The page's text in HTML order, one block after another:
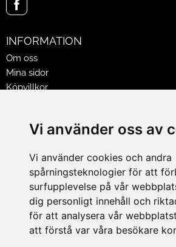
Vi använder oss av
Vi använder cookies och andra
spårningsteknologier för att
surfupplevelse på vår
dig personligt innehåll och
för att analysera vår
att förstå var våra besökare
INFORMATION
Om oss
Mina sidor
Köpvillkor
Jobba på Hasselgrens
LEVERANS
BETALNINGSSÄTT